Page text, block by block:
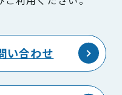
い合わせ